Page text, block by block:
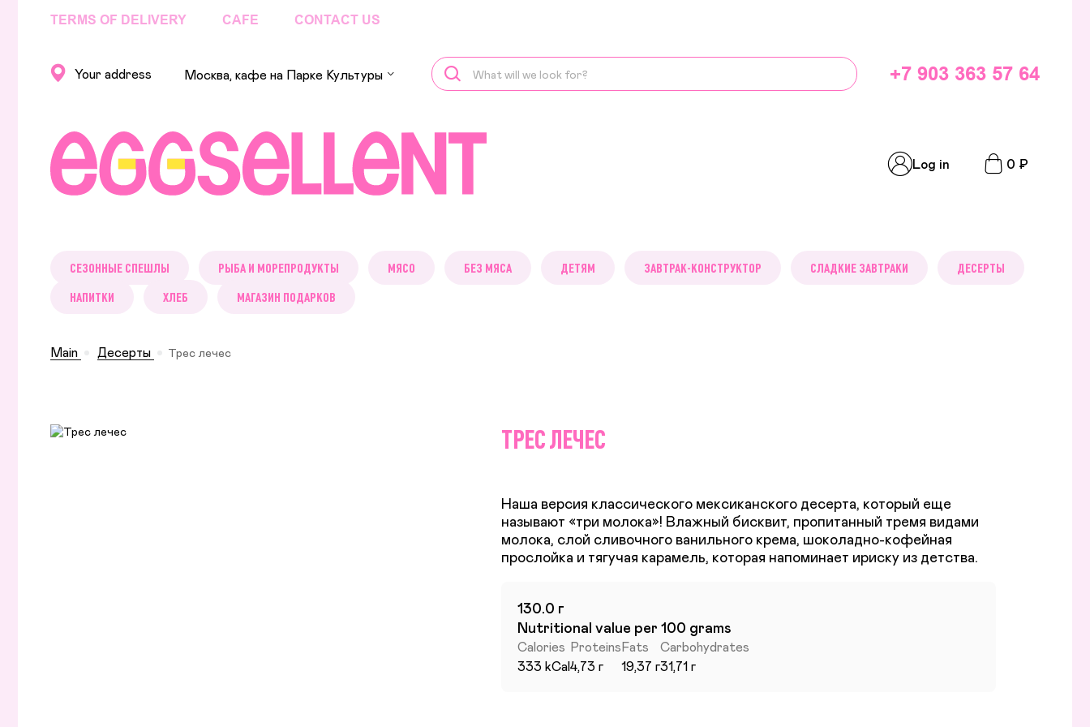
TERMS OF DELIVERY CAFE CONTACT US
Your address Москва, кафе на Парке Культуры +7 903 363 57 64
Log in 0 ₽
СЕЗОННЫЕ СПЕШЛЫ РЫБА И МОРЕПРОДУКТЫ МЯСО БЕЗ МЯСА ДЕТЯМ ЗАВТРАК-КОНСТРУКТОР СЛАДКИЕ ЗАВТРАКИ
ДЕСЕРТЫ
НАПИТКИ
ХЛЕБ МАГАЗИН ПОДАРКОВ
Main Десерты Трес лечес
ТРЕС ЛЕЧЕС
Наша версия классического мексиканского десерта, который еще
называют «три молока»! Влажный бисквит, пропитанный тремя видами
молока, слой сливочного ванильного крема, шоколадно-кофейная
130.0 г
Nutritional value per 100 grams
Calories
333 kCal
Proteins
4,73 г
Fats
19,37 г
Carbohydrates
31,71 г